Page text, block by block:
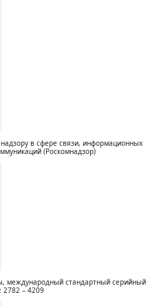
в сфере связи, информационных
(Роскомнадзор)
международный стандартный серийный
2782 – 4209